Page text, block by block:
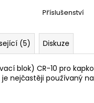
Příslušenství
(5) Diskuze
blok) CR-10 pro
nejčastěji používaný